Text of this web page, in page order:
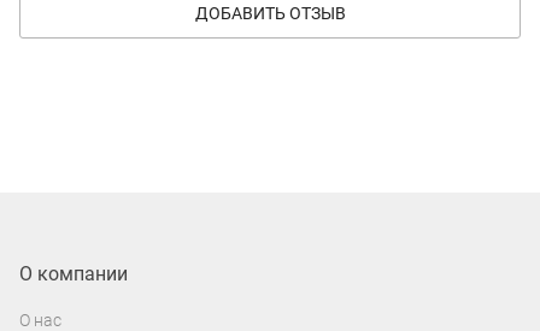
ДОБАВИТЬ ОТЗЫВ
О компании
О нас